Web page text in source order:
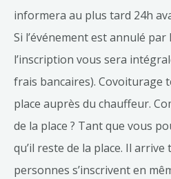
informera au plus tard 24h
Si l’événement est annulé
l’inscription vous sera
frais bancaires). Covoiturage
place auprès du chauffeur.
de la place ? Tant que vous
qu’il reste de la place. Il
personnes s’inscrivent en